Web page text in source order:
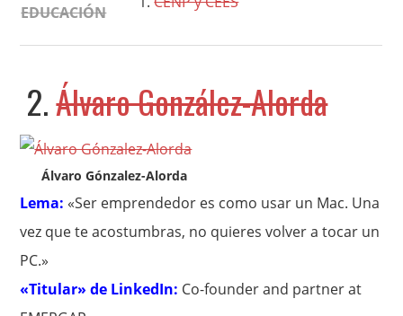
EDUCACIÓN
2.Álvaro González-Alorda
Álvaro Gónzalez-Alorda
Lema: «Ser emprendedor es como usar un Mac. Una
vez que te acostumbras, no quieres volver a tocar un
PC.»
«Titular» de LinkedIn: Co-founder and partner at